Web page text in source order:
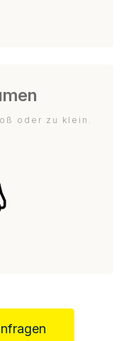
oder zu klein.